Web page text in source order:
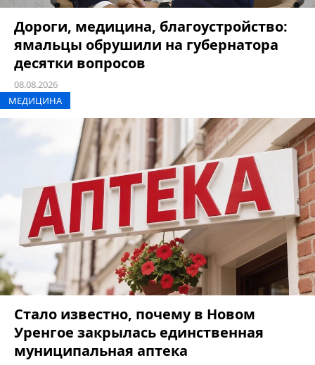
Дороги, медицина, благоустройство:
ямальцы обрушили на губернатора
десятки вопросов
08.08.2026
МЕДИЦИНА
Стало известно, почему в Новом
Уренгое закрылась единственная
муниципальная аптека